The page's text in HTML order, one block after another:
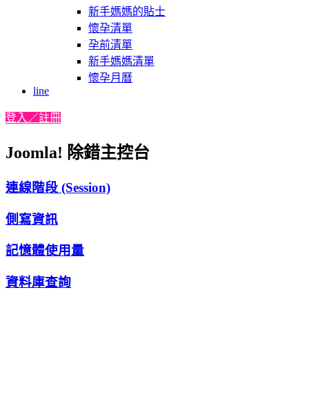
新手媽媽的貼士
懷孕清單
孕前清單
新手媽媽清單
懷孕月曆
line
登入／註冊
Joomla! 除錯主控台
連線階段 (Session)
側寫資訊
記憶體使用量
資料庫查詢